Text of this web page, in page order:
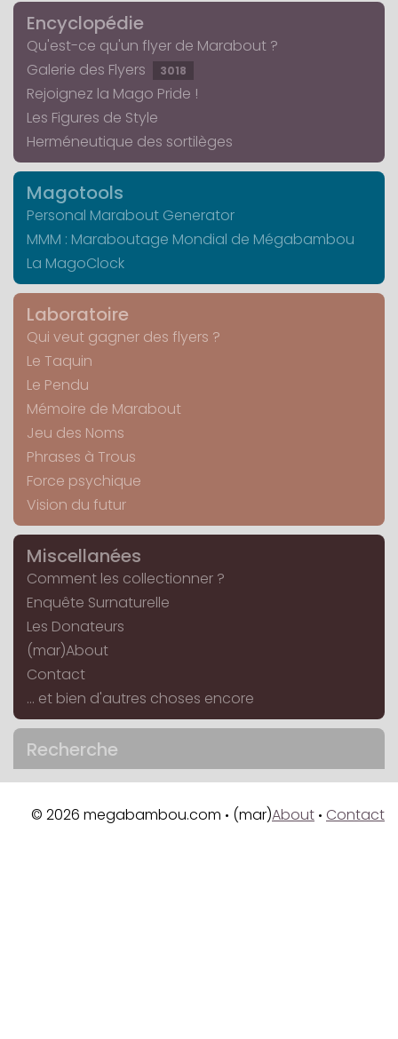
Encyclopédie
Qu'est-ce qu'un flyer de Marabout ?
Galerie des Flyers
3018
Rejoignez la Mago Pride !
Les Figures de Style
Herméneutique des sortilèges
Magotools
Personal Marabout Generator
MMM : Maraboutage Mondial de Mégabambou
La MagoClock
Laboratoire
Qui veut gagner des flyers ?
Le Taquin
Le Pendu
Mémoire de Marabout
Jeu des Noms
Phrases à Trous
Force psychique
Vision du futur
Miscellanées
Comment les collectionner ?
Enquête Surnaturelle
Les Donateurs
(mar)About
Contact
... et bien d'autres choses encore
Recherche
© 2026 megabambou.com • (mar)About • Contact